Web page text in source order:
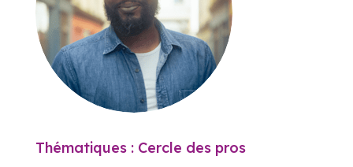
Thématiques : Cercle des pros